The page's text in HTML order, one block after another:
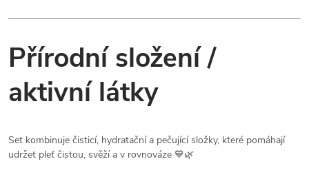
Přírodní složení /
aktivní látky
Set kombinuje čisticí, hydratační a pečující složky, které pomáhají
udržet pleť čistou, svěží a v rovnováze 💙🌿